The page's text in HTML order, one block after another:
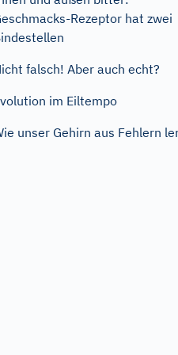
Rezeptor hat zwei
falsch! Aber auch echt?
im Eiltempo
unser Gehirn aus Fehlern